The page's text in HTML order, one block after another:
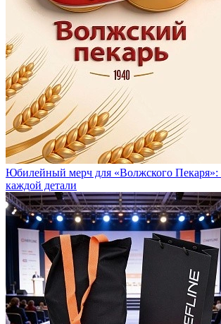
Юбилейный мерч для «Волжского Пекаря»:
каждой детали